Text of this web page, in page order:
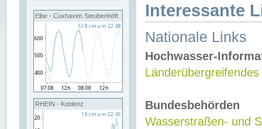
Elbe - Cuxhaven Steubenhöft
RHEIN - Koblenz
Interessante
Nationale Links
Hochwasser-
Bundesbehörden
Wasserstraßen- und